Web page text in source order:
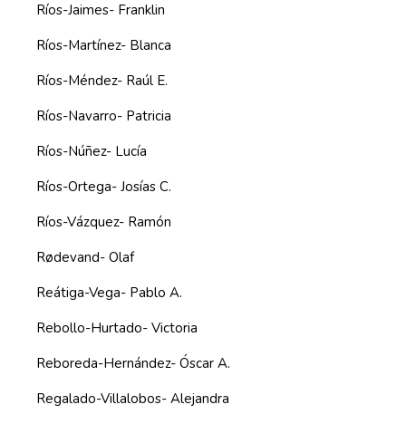
Ríos-Jaimes- Franklin
Ríos-Martínez- Blanca
Ríos-Méndez- Raúl E.
Ríos-Navarro- Patricia
Ríos-Núñez- Lucía
Ríos-Ortega- Josías C.
Ríos-Vázquez- Ramón
Rødevand- Olaf
Reátiga-Vega- Pablo A.
Rebollo-Hurtado- Victoria
Reboreda-Hernández- Óscar A.
Regalado-Villalobos- Alejandra